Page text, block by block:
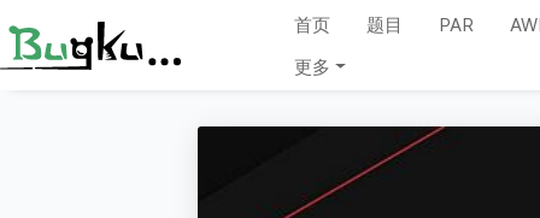
首页 题目 PAR
更多